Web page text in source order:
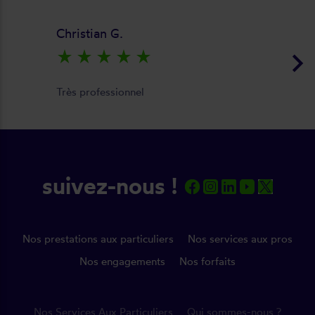
keyboard_arrow_right
Christian G.
star_rate star_rate star_rate star_rate star_rate
Très professionnel
suivez-nous !
Nos prestations aux particuliers
Nos services aux pros
Nos engagements
Nos forfaits
Nos Services Aux Particuliers Qui sommes-nous ?